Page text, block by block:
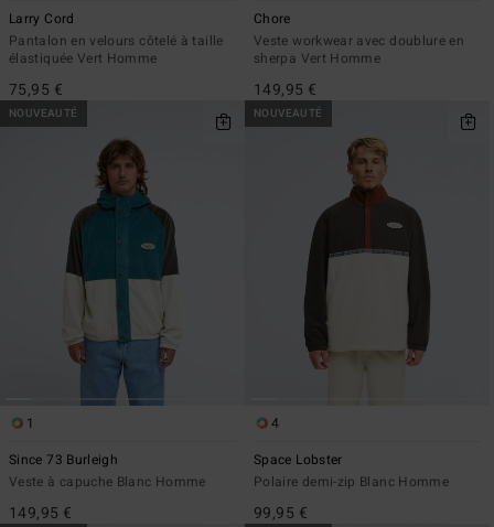
Larry Cord
Pantalon en velours côtelé à taille
élastiquée Vert Homme
75,95 €
Chore
Veste workwear avec doublure en
sherpa Vert Homme
149,95 €
NOUVEAUTÉ
1
Since 73 Burleigh
Veste à capuche Blanc Homme
149,95 €
NOUVEAUTÉ
4
Space Lobster
Polaire demi-zip Blanc Homme
99,95 €